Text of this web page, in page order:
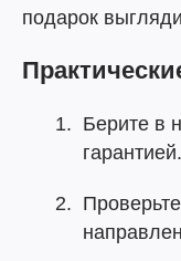
подарок
Берите в
гарантией.